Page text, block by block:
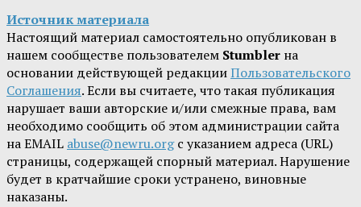
Источник материала
Настоящий материал самостоятельно опубликован в
нашем сообществе пользователем Stumbler на
основании действующей редакцииПользовательского
Соглашения. Если вы считаете, что такая публикация
нарушает ваши авторские и/или смежные права, вам
необходимо сообщить об этом администрации сайта
на EMAIL abuse@newru.orgс указанием адреса (URL)
страницы, содержащей спорный материал. Нарушение
будет в кратчайшие сроки устранено, виновные
наказаны.